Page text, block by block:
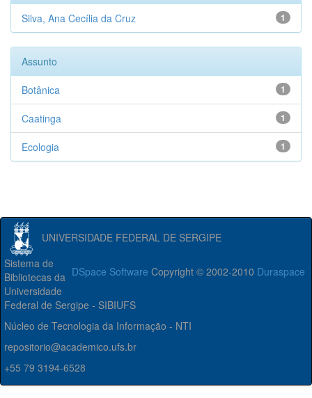
1
Silva, Ana Cecília da Cruz
Assunto
1
Botânica
1
Caatinga
1
Ecologia
UNIVERSIDADE FEDERAL DE SERGIPE
DSpace Software Copyright © 2002-2010 Duraspace
Sistema de
Bibliotecas da
Universidade
Federal de Sergipe - SIBIUFS
Núcleo de Tecnologia da Informação - NTI
repositorio@academico.ufs.br
+55 79 3194-6528